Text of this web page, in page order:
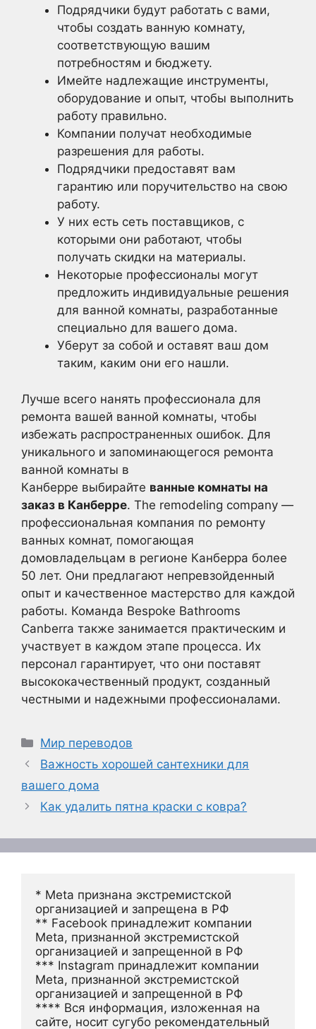
Подрядчики будут работать с вами,
чтобы создать ванную комнату,
соответствующую вашим
потребностям и бюджету.
Имейте надлежащие инструменты,
оборудование и опыт, чтобы выполнить
работу правильно.
Компании получат необходимые
разрешения для работы.
Подрядчики предоставят вам
гарантию или поручительство на свою
работу.
У них есть сеть поставщиков, с
которыми они работают, чтобы
получать скидки на материалы.
Некоторые профессионалы могут
предложить индивидуальные решения
для ванной комнаты, разработанные
специально для вашего дома.
Уберут за собой и оставят ваш дом
таким, каким они его нашли.
Лучше всего нанять профессионала для
ремонта вашей ванной комнаты, чтобы
избежать распространенных ошибок. Для
уникального и запоминающегося ремонта
ванной комнаты в
Канберре выбирайте ванные комнаты на
заказ в Канберре. The remodeling company —
профессиональная компания по ремонту
ванных комнат, помогающая
домовладельцам в регионе Канберра более
50 лет. Они предлагают непревзойденный
опыт и качественное мастерство для каждой
работы. Команда Bespoke Bathrooms
Canberra также занимается практическим и
участвует в каждом этапе процесса. Их
персонал гарантирует, что они поставят
высококачественный продукт, созданный
честными и надежными профессионалами.
Рубрики
Мир переводов
Важность хорошей сантехники для
вашего дома
Как удалить пятна краски с ковра?
* Meta признана экстремистской
организацией и запрещена в РФ
** Facebook принадлежит компании
Meta, признанной экстремистской
организацией и запрещенной в РФ
*** Instagram принадлежит компании
Meta, признанной экстремистской
организацией и запрещенной в РФ
**** Вся информация, изложенная на
сайте, носит сугубо рекомендательный